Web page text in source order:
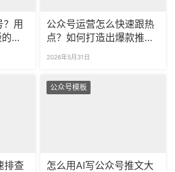
用
方
公众号运营怎么快速跟热
点？如何打造出爆款推
2026年5月31日
排查
公众号模板
怎么用AI写公众号推文大